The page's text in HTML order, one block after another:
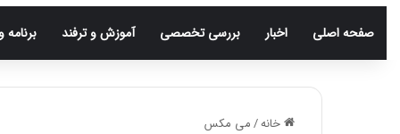
صفحه اصلی اخبار بررسی‌ تخصصی آموزش و ترفند برنامه
خانه/می مکس